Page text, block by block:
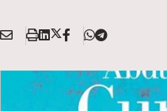
Condividi:
E
A
S
a
m
L
n
k
X
T
F
T
l
e